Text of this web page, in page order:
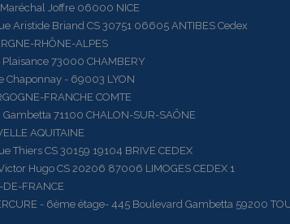
Joffre 06000 NICE
Briand CS 30751 06605 ANTIBES Cedex
RHÔNE-ALPES
73000 CHAMBERY
- 69003 LYON
FRANCHE COMTE
71100 CHALON-SUR-SAÔNE
AQUITAINE
CS 30159 19104 BRIVE CEDEX
Hugo CS 20206 87006 LIMOGES CEDEX 1
DE-FRANCE
- 6ème étage- 445 Boulevard Gambetta 59200